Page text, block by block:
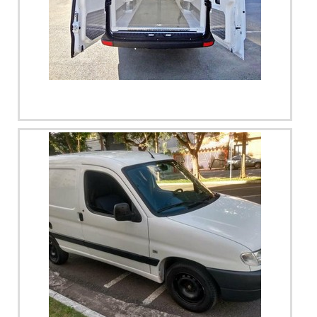
no segmento. Esse tipo de cuidado ajuda a garantir a
qualidade e durabilidade dos materiais, além de evitar
prejuízos com substituições frequentes de produtos que
não cumprem com suas funções adequadamente. Assim, é
destaque quando pensamos em uma empresa que entrega
confiança e produtos de qualidade. Alguns desses motivos
são: Atendimento personalizado; Profissionais com vasta
experiência na área de atuação; Diversas opções de
pagamento disponíveis; Comprometimento com o
resultado final; Logística planejada para entregas em curto
prazo; Preço justo. GARANTIA E ASSERTIVIDADE NO
SEGMENTONa Térmica Montagens existe o que há de
melhor em telha térmica. Líder em qualidade, a empresa
oferece uma variedade de itens como telha térmica e
painel frigorífico.É uma empresa comprometida com seus
serviços e que preza pela segurança, conquistas